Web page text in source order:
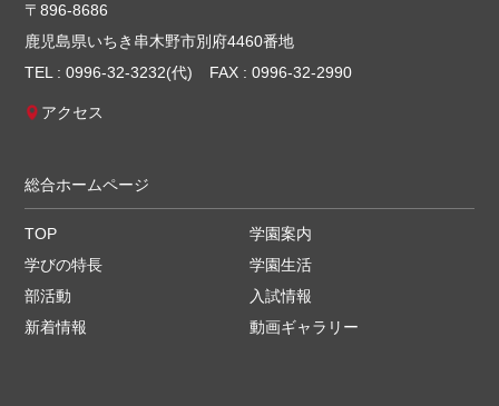
〒896-8686
鹿児島県いちき串木野市別府4460番地
TEL : 0996-32-3232(代)
FAX : 0996-32-2990
アクセス
総合ホームページ
TOP
学園案内
学びの特長
学園生活
部活動
入試情報
新着情報
動画ギャラリー